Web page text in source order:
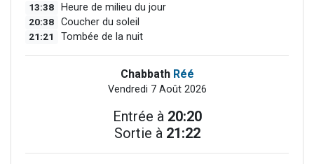
13:38 Heure de milieu du jour
20:38 Coucher du soleil
21:21 Tombée de la nuit
Chabbath Réé
Vendredi 7 Août 2026
Entrée à 20:20
Sortie à 21:22